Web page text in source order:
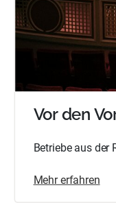
Vor den
Betriebe aus der
Mehr erfahren